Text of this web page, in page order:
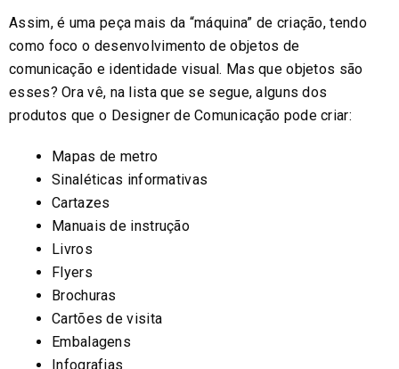
Assim, é uma peça mais da “máquina” de criação, tendo
como foco o desenvolvimento de objetos de
comunicação e identidade visual. Mas que objetos são
esses? Ora vê, na lista que se segue, alguns dos
produtos que o Designer de Comunicação pode criar:
Mapas de metro
Sinaléticas informativas
Cartazes
Manuais de instrução
Livros
Flyers
Brochuras
Cartões de visita
Embalagens
Infografias